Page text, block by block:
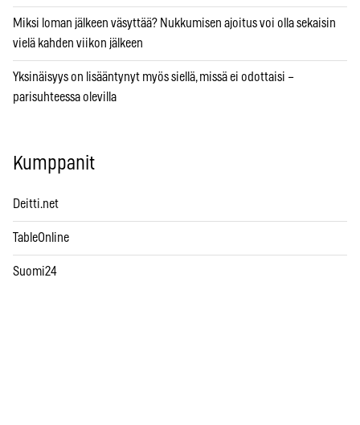
Miksi loman jälkeen väsyttää? Nukkumisen ajoitus voi olla sekaisin
vielä kahden viikon jälkeen
Yksinäisyys on lisääntynyt myös siellä, missä ei odottaisi –
parisuhteessa olevilla
Kumppanit
Deitti.net
TableOnline
Suomi24